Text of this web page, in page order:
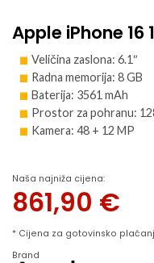
Apple iPhone 16
Veličina zaslona: 6.1″
Radna memorija: 8 GB
Baterija: 3561 mAh
Prostor za pohranu:
Kamera: 48 + 12 MP
Naša najniža cijena:
861,90 €
* Cijena za gotovinsko
Brand